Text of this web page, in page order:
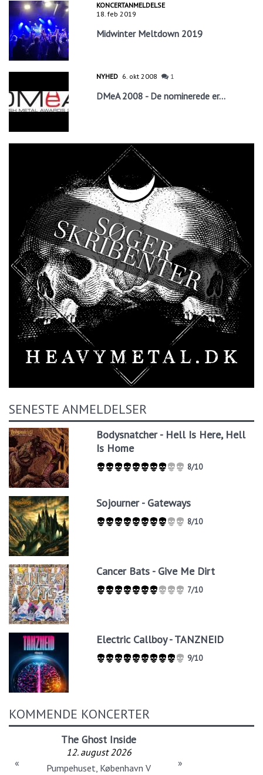
KONCERTANMELDELSE
18. feb 2019
Midwinter Meltdown 2019
NYHED 6. okt 2008 1
DMeA 2008 - De nominerede er...
SENESTE ANMELDELSER
Bodysnatcher - Hell Is Here, Hell
Is Home
8/10
Sojourner - Gateways
8/10
Cancer Bats - Give Me Dirt
7/10
Electric Callboy - TANZNEID
9/10
KOMMENDE KONCERTER
The Ghost Inside
12. august 2026
Pumpehuset, København V
« »